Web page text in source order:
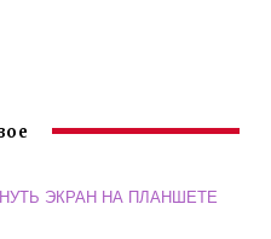
ЭКРАН НА ПЛАНШЕТЕ